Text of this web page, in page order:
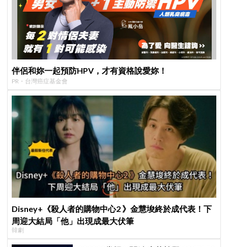
伴侶和妳一起預防HPV，才有資格說愛妳！
PR・台灣癌症基金會
Disney+《殺人者的購物中心2 》金慧埈終於成代表！下
周迎大結局「他」出現成最大伏筆
韓劇